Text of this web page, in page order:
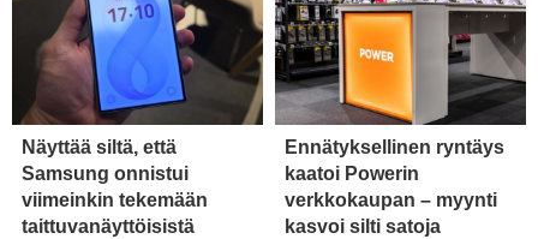
Näyttää siltä, että
Samsung onnistui
viimeinkin tekemään
taittuvanäyttöisistä
Ennätyksellinen ryntäys
kaatoi Powerin
verkkokaupan – myynti
kasvoi silti satoja